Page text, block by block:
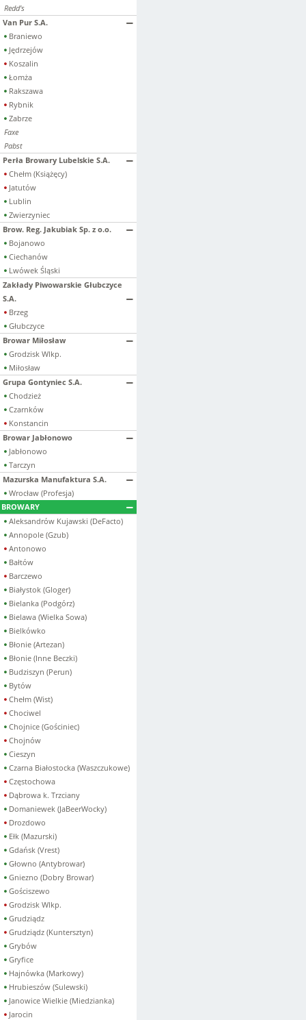
Redd's
Van Pur S.A.
Braniewo
Jędrzejów
Koszalin
Łomża
Rakszawa
Rybnik
Zabrze
Faxe
Pabst
Perła Browary Lubelskie S.A.
Chełm (Książęcy)
Jatutów
Lublin
Zwierzyniec
Brow. Reg. Jakubiak Sp. z o.o.
Bojanowo
Ciechanów
Lwówek Śląski
Zakłady Piwowarskie Głubczyce
S.A.
Brzeg
Głubczyce
Browar Miłosław
Grodzisk Wlkp.
Miłosław
Grupa Gontyniec S.A.
Chodzież
Czarnków
Konstancin
Browar Jabłonowo
Jabłonowo
Tarczyn
Mazurska Manufaktura S.A.
Wrocław (Profesja)
BROWARY
Aleksandrów Kujawski (DeFacto)
Annopole (Gzub)
Antonowo
Bałtów
Barczewo
Białystok (Gloger)
Bielanka (Podgórz)
Bielawa (Wielka Sowa)
Bielkówko
Błonie (Artezan)
Błonie (Inne Beczki)
Budziszyn (Perun)
Bytów
Chełm (Wist)
Chociwel
Chojnice (Gościniec)
Chojnów
Cieszyn
Czarna Białostocka (Waszczukowe)
Częstochowa
Dąbrowa k. Trzciany
Domaniewek (JaBeerWocky)
Drozdowo
Ełk (Mazurski)
Gdańsk (Vrest)
Głowno (Antybrowar)
Gniezno (Dobry Browar)
Gościszewo
Grodzisk Wlkp.
Grudziądz
Grudziądz (Kuntersztyn)
Grybów
Gryfice
Hajnówka (Markowy)
Hrubieszów (Sulewski)
Janowice Wielkie (Miedzianka)
Jarocin